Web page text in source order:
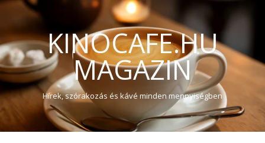
KINOCAFE.HU
MAGAZIN
Hírek, szórakozás és kávé minden mennyiségben